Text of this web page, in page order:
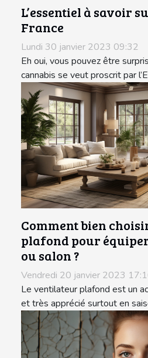
L’essentiel à savoir
France
Lundi 30 janvier 2023 09:32
Eh oui, vous pouvez être
cannabis se veut proscrit par
Comment bien
plafond pour
ou salon ?
Vendredi 20 janvier 2023
Le ventilateur plafond est un
et très apprécié surtout en